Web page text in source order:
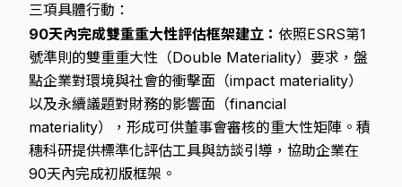
三項具體行動：
90天內完成雙重重大性評估框架建立： 依照ESRS第1
號準則的雙重重大性（Double Materiality）要求，盤
點企業對環境與社會的衝擊面（impact materiality）
以及永續議題對財務的影響面（financial
materiality），形成可供董事會審核的重大性矩陣。積
穗科研提供標準化評估工具與訪談引導，協助企業在
90天內完成初版框架。